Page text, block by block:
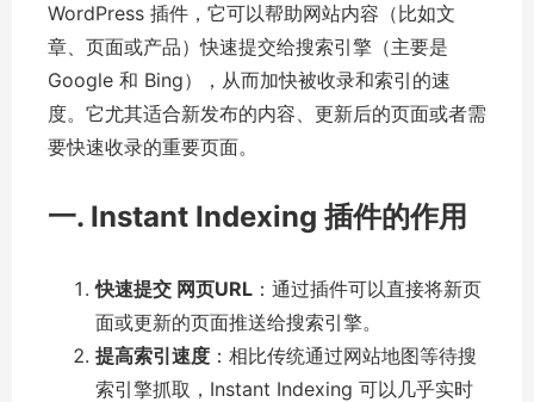
WordPress 插件，它可以帮助网站内容（比如文
章、页面或产品）快速提交给搜索引擎（主要是
Google 和 Bing），从而加快被收录和索引的速
度。它尤其适合新发布的内容、更新后的页面或者需
要快速收录的重要页面。
一. Instant Indexing 插件的作用
快速提交 网页URL ：通过插件可以直接将新页
面或更新的页面推送给搜索引擎。
提高索引速度 ：相比传统通过网站地图等待搜
索引擎抓取，Instant Indexing 可以几乎实时